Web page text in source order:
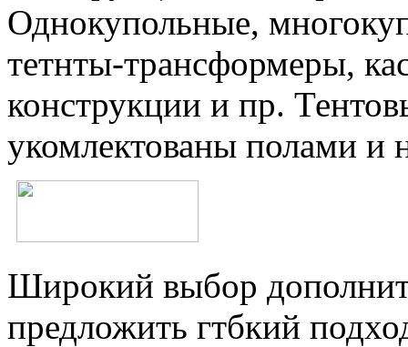
Однокупольные,
тетнты-трансформеры,
конструкции и пр.
укомлектованы полами и
Широкий выбор
предложить гтбкий